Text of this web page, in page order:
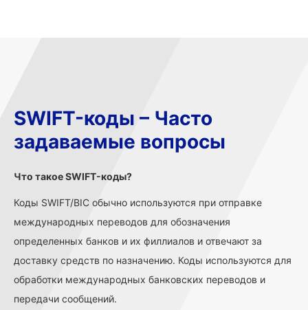
SWIFT-коды – Часто
задаваемые вопросы
Что такое SWIFT-коды?
Коды SWIFT/BIC обычно используются при отправке
международных переводов для обозначения
определенных банков и их филлиалов и отвечают за
доставку средств по назначению. Коды используются для
обработки международных банковских переводов и
передачи сообщений.